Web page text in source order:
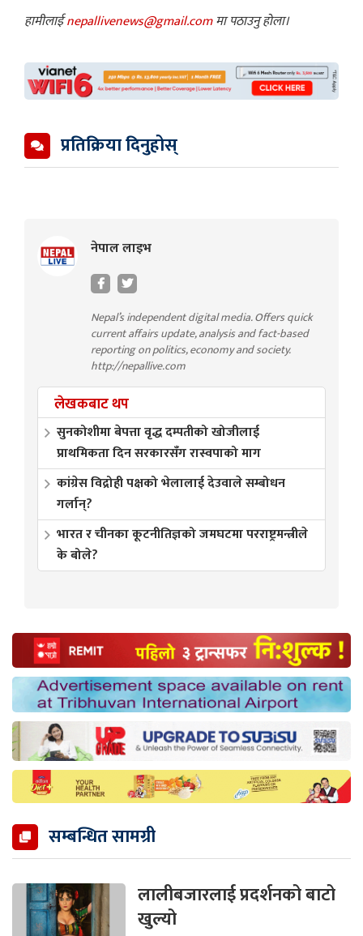
हामीलाईnepallivenews@gmail.comमा पठाउनु होला।
प्रतिक्रिया दिनुहोस्
नेपाल लाइभ
Nepal’s independent digital media. Offers quick
current affairs update, analysis and fact-based
reporting on politics, economy and society.
http://nepallive.com
लेखकबाट थप
सुनकोशीमा बेपत्ता वृद्ध दम्पतीको खोजीलाई
प्राथमिकता दिन सरकारसँग रास्वपाको माग
कांग्रेस विद्रोही पक्षको भेलालाई देउवाले सम्बोधन
गर्लान्?
भारत र चीनका कूटनीतिज्ञको जमघटमा परराष्ट्रमन्त्रीले
के बोले?
सम्बन्धित सामग्री
लालीबजारलाई प्रदर्शनको बाटो
खुल्यो